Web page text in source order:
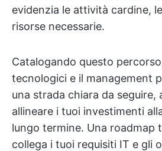
evidenzia le attività cardine,
risorse necessarie.
Catalogando questo
tecnologici e il management
una strada chiara da seguire,
allineare i tuoi investimenti
lungo termine. Una roadmap
collega i tuoi requisiti IT e gli